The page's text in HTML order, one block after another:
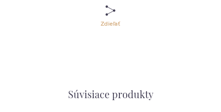
Zdieľať
Súvisiace produkty